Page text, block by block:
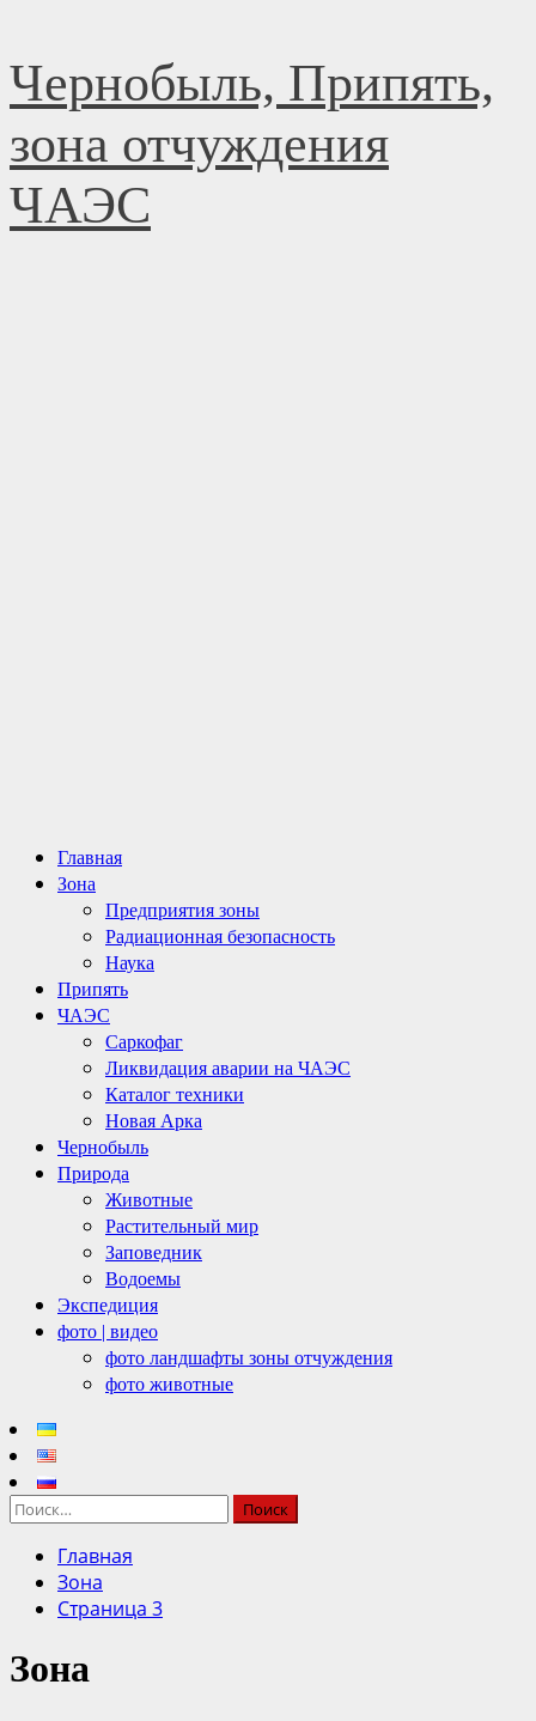
Перейти
к
содержимому
Чернобыль, Припять,
зона отчуждения
ЧАЭС
Основное
меню
Главная
Зона
Предприятия зоны
Радиационная безопасность
Наука
Припять
ЧАЭС
Саркофаг
Ликвидация аварии на ЧАЭС
Каталог техники
Новая Арка
Чернобыль
Природа
Животные
Растительный мир
Заповедник
Водоемы
Экспедиция
фото | видео
фото ландшафты зоны отчуждения
фото животные
Найти:
Главная
Зона
Страница 3
Зона